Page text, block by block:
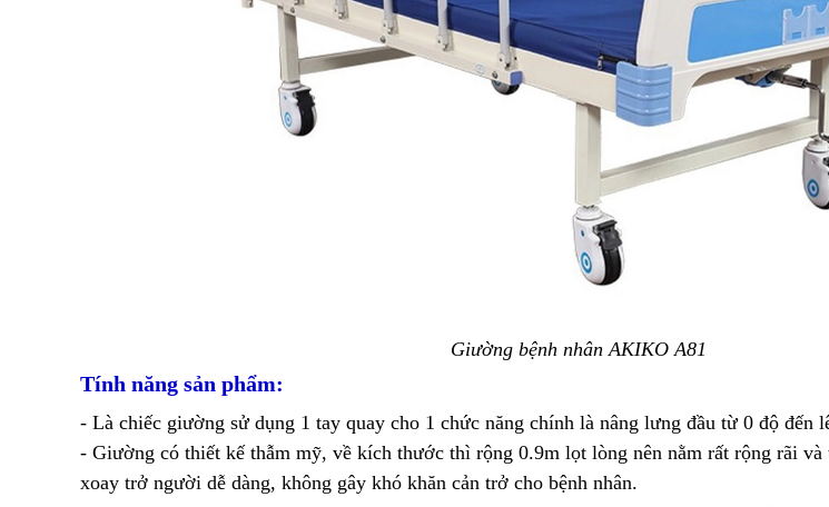
Giường bệnh nhân AKIKO A81
Tính năng sản phẩm:
- Là chiếc giường sử dụng 1 tay quay cho 1 chức năng chính là nâng lưng đầu từ 0 độ đến
- Giường có thiết kế thẫm mỹ, về kích thước thì rộng 0.9m lọt lòng nên nằm rất rộng rãi và
xoay trở người dễ dàng, không gây khó khăn cản trở cho bệnh nhân.